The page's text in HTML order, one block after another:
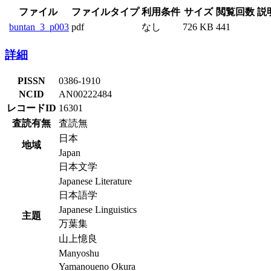
ファイル ファイルタイプ 利用条件 サイズ 閲覧回数 説
buntan_3_p003 pdf なし 726 KB 441
詳細
PISSN
0386-1910
NCID
AN00222484
レコードID 16301
査読有無
査読無
地域
日本
Japan
主題
日本文学
Japanese Literature
日本語学
Japanese Linguistics
万葉集
山上憶良
Manyoshu
Yamanoueno Okura